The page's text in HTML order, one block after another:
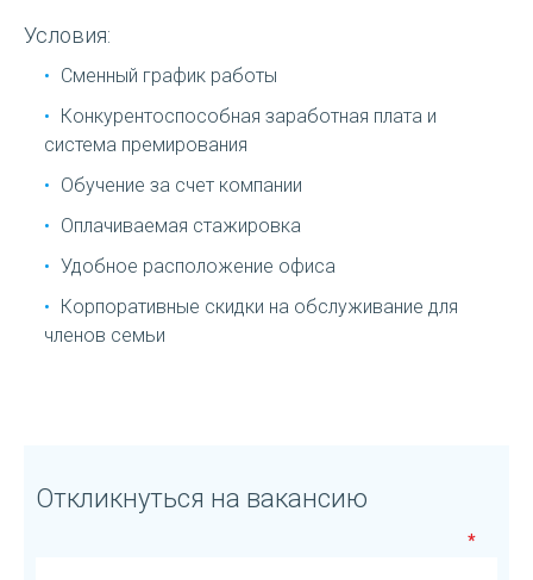
Условия:
Сменный график работы
Конкурентоспособная заработная плата и
система премирования
Обучение за счет компании
Оплачиваемая стажировка
Удобное расположение офиса
Корпоративные скидки на обслуживание для
членов семьи
Откликнуться на вакансию
*